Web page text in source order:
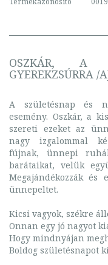
OSZKÁR, A
GYEREKZSÚRRA /
A születésnap és
esemény. Oszkár, a
szereti ezeket az
nagy izgalommal
fújnak, ünnepi
barátaikat, velük
Megajándékozzák és
ünnepeltet.
Kicsi vagyok, székre
Onnan egy jó nagyot
Hogy mindnyájan
Boldog születésnapot